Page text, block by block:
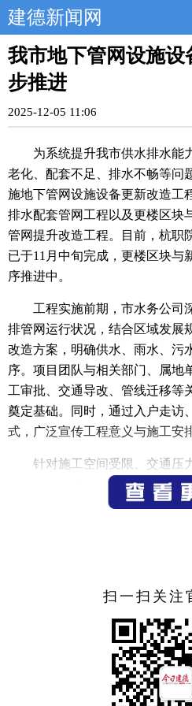
建德新闻网
我市地下管网设施
步推进
2025-12-05 11:06
为系统提升我市供水排水能
老化、配套不足、排水不畅等问
施地下管网设施设备更新改造工
排水配套管网工程以及更楼区块
管网提升改造工程。目前，杭职
已于11月中旬完成，更楼区块与
序推进中。
工程实施前期，市水务公司
排管网运行状况，结合区域发展
改造方案，明确供水、雨水、污
序。项目团队与相关部门、属地
工审批、交通导改、管线迁移等
奠定基础。同时，通过入户走访
式，广泛宣传工程意义与施工安
针对施工空间受限、交通压
灵活调整施工时序，采取分段施
等手段，提升效率、压缩工期。
建设标准，建立材料检验、过
据悉，杭职院区块供排水配
5400米、雨水管道800米、污水
及周边区域的供水稳定性与排水
洋溪区块项目预计2026年6月竣
万米，覆盖多种管径，并加装智
状态的实时感知与智慧运维。
扫一扫关注